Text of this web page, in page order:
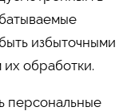
избыточными
обработки.
персональные